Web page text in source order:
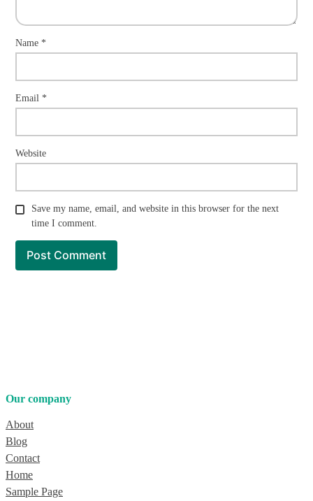
Name *
Email *
Website
Save my name, email, and website in this browser for the next
time I comment.
Our company
About
Blog
Contact
Home
Sample Page